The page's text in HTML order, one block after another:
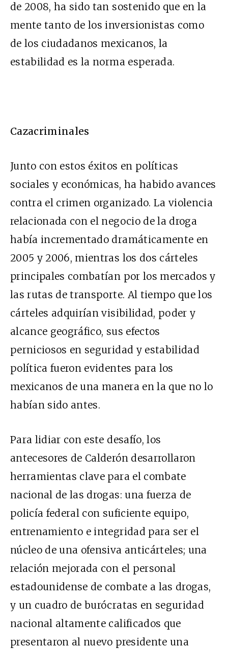
de 2008, ha sido tan sostenido que en la
mente tanto de los inversionistas como
de los ciudadanos mexicanos, la
estabilidad es la norma esperada.
Cazacriminales
Junto con estos éxitos en políticas
sociales y económicas, ha habido avances
contra el crimen organizado. La violencia
relacionada con el negocio de la droga
había incrementado dramáticamente en
2005 y 2006, mientras los dos cárteles
principales combatían por los mercados y
las rutas de transporte. Al tiempo que los
cárteles adquirían visibilidad, poder y
alcance geográfico, sus efectos
perniciosos en seguridad y estabilidad
política fueron evidentes para los
mexicanos de una manera en la que no lo
habían sido antes.
Para lidiar con este desafío, los
antecesores de Calderón desarrollaron
herramientas clave para el combate
nacional de las drogas: una fuerza de
policía federal con suficiente equipo,
entrenamiento e integridad para ser el
núcleo de una ofensiva anticárteles; una
relación mejorada con el personal
estadounidense de combate a las drogas,
y un cuadro de burócratas en seguridad
nacional altamente calificados que
presentaron al nuevo presidente una